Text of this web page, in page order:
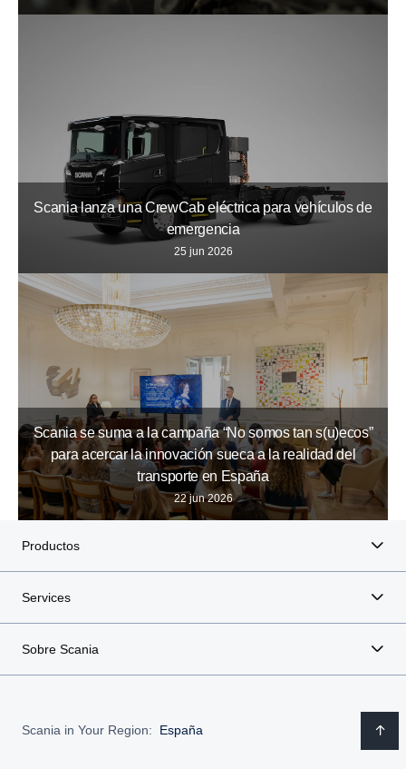
Scania lanza una CrewCab eléctrica para vehículos de
emergencia
25 jun 2026
Scania se suma a la campaña “No somos tan s(u)ecos”
para acercar la innovación sueca a la realidad del
transporte en España
22 jun 2026
Productos
Services
Sobre Scania
Scania in Your Region: España